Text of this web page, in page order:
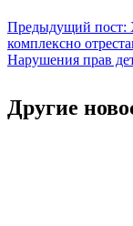
Предыдущий пост:
комплексно
Нарушения прав
Другие